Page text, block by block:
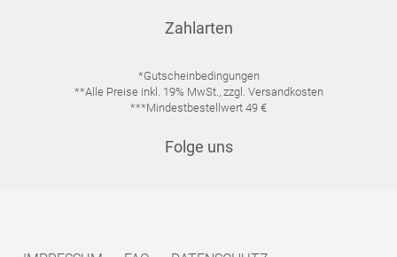
Zahlarten
*Gutscheinbedingungen
**Alle Preise inkl. 19% MwSt., zzgl. Versandkosten
***Mindestbestellwert 49 €
Folge uns